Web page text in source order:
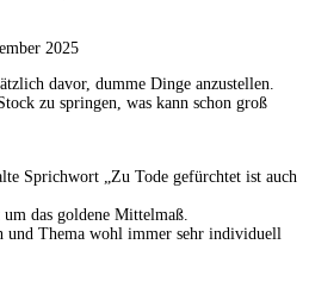
2025
davor, dumme Dinge anzustellen.
zu springen, was kann schon groß
Sprichwort „Zu Tode gefürchtet ist auch
das goldene Mittelmaß.
und Thema wohl immer sehr individuell